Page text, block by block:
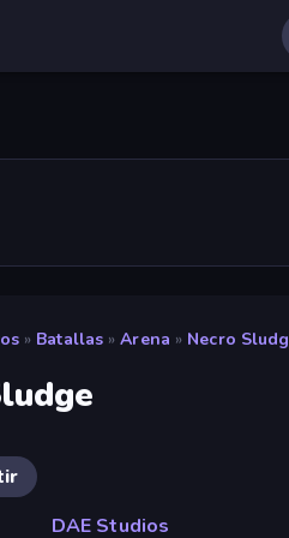
» Batallas » Arena » Necro
DAE Studios